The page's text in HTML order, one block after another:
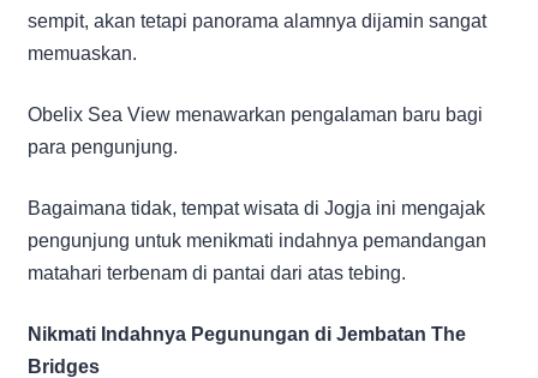
sempit, akan tetapi panorama alamnya dijamin sangat
memuaskan.
Obelix Sea View menawarkan pengalaman baru bagi
para pengunjung.
Bagaimana tidak, tempat wisata di Jogja ini mengajak
pengunjung untuk menikmati indahnya pemandangan
matahari terbenam di pantai dari atas tebing.
Nikmati Indahnya Pegunungan di Jembatan The
Bridges